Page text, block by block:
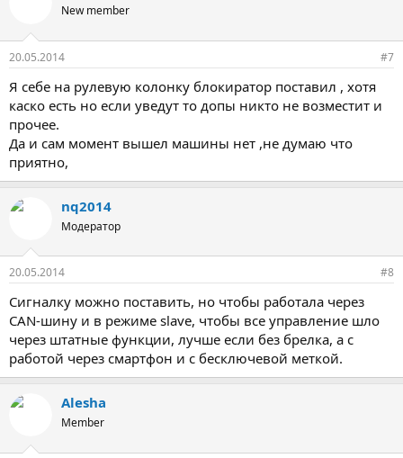
New member
20.05.2014 #7
Я себе на рулевую колонку блокиратор поставил , хотя
каско есть но если уведут то допы никто не возместит и
прочее.
Да и сам момент вышел машины нет ,не думаю что
приятно,
nq2014
Модератор
20.05.2014 #8
Сигналку можно поставить, но чтобы работала через
CAN-шину и в режиме slave, чтобы все управление шло
через штатные функции, лучше если без брелка, а с
работой через смартфон и с бесключевой меткой.
Alesha
Member